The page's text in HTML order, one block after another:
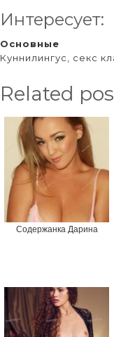
Интересует:
Основные
Куннилингус, секс
Related
Содержанка Дарина